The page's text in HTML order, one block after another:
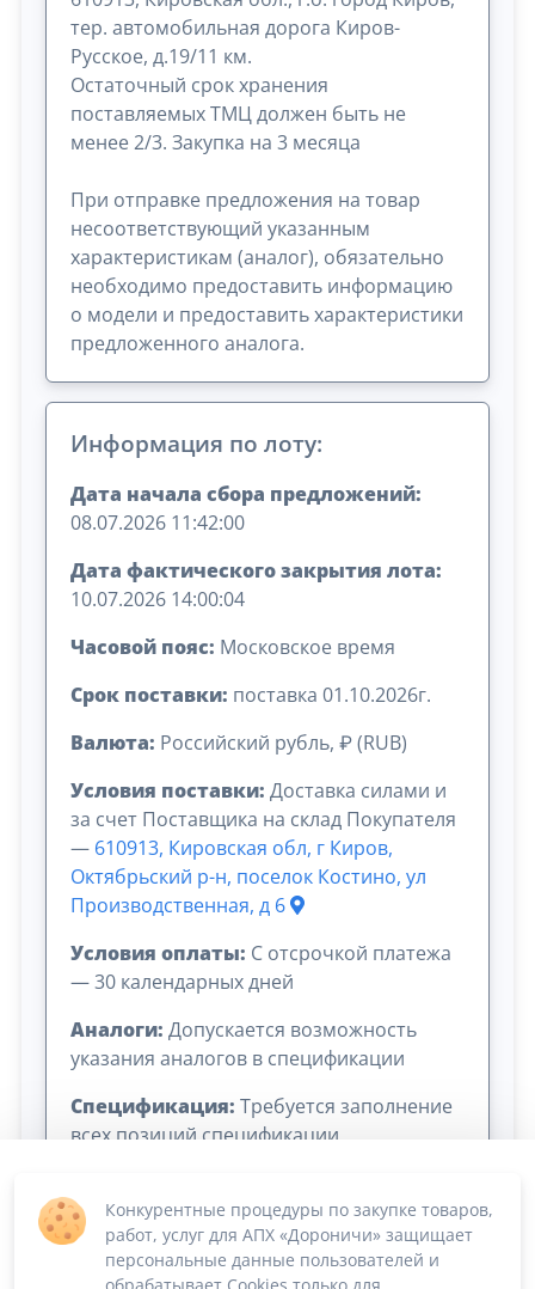
тер. автомобильная дорога Киров-
Русское, д.19/11 км.
Остаточный срок хранения
поставляемых ТМЦ должен быть не
менее 2/3. Закупка на 3 месяца
При отправке предложения на товар
несоответствующий указанным
характеристикам (аналог), обязательно
необходимо предоставить информацию
о модели и предоставить характеристики
предложенного аналога.
Информация по лоту:
Дата начала сбора предложений:
08.07.2026 11:42:00
Дата фактического закрытия лота:
10.07.2026 14:00:04
Часовой пояс: Московское время
Срок поставки: поставка 01.10.2026г.
Валюта: Российский рубль, ₽ (RUB)
Условия поставки: Доставка силами и
за счет Поставщика на склад Покупателя
— 610913, Кировская обл, г Киров,
Октябрьский р-н, поселок Костино, ул
Производственная, д 6
Условия оплаты: C отсрочкой платежа
— 30 календарных дней
Аналоги: Допускается возможность
указания аналогов в спецификации
Спецификация: Требуется заполнение
всех позиций спецификации
Конкурентные процедуры по закупке товаров,
работ, услуг для АПХ «Дороничи» защищает
персональные данные пользователей и